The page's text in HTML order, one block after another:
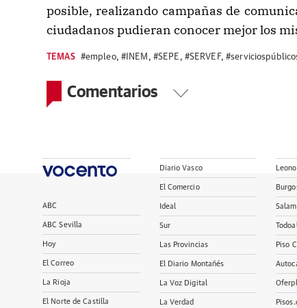
posible, realizando campañas de
ciudadanos pudieran conocer mejor los
TEMAS #empleo, #INEM , #SEPE , #SERVEF,
Comentarios
ABC
ABC Sevilla
Hoy
El Correo
La Rioja
El Norte de Castilla
Diario Vasco
El Comercio
Ideal
Sur
Las Provincias
El Diario Montañés
La Voz Digital
La Verdad
Piso